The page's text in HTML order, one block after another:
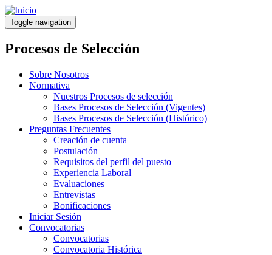
Pasar
al
contenido
principal
Toggle navigation
Procesos de Selección
Sobre Nosotros
Normativa
Nuestros Procesos de selección
Bases Procesos de Selección (Vigentes)
Bases Procesos de Selección (Histórico)
Preguntas Frecuentes
Creación de cuenta
Postulación
Requisitos del perfil del puesto
Experiencia Laboral
Evaluaciones
Entrevistas
Bonificaciones
Iniciar Sesión
Convocatorias
Convocatorias
Convocatoria Histórica